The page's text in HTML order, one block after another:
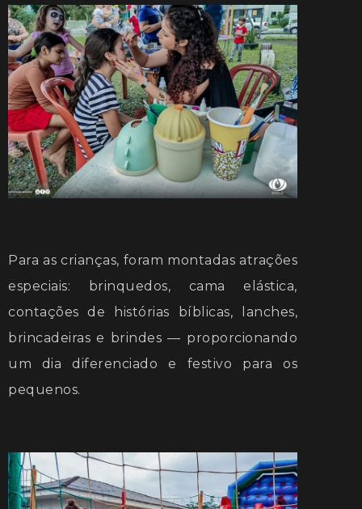
Para as crianças, foram montadas atrações
especiais: brinquedos, cama elástica,
contações de histórias bíblicas, lanches,
brincadeiras e brindes — proporcionando
um dia diferenciado e festivo para os
pequenos.